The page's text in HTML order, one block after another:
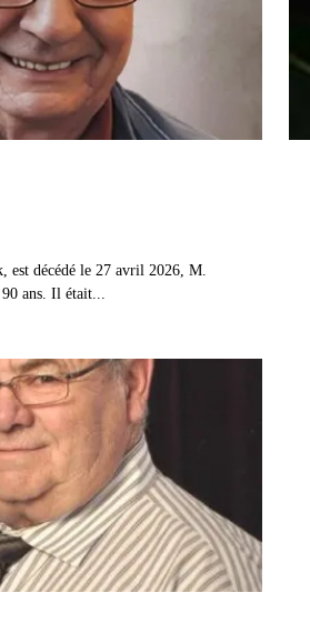
est décédé le 27 avril 2026, M.
ans. Il était...